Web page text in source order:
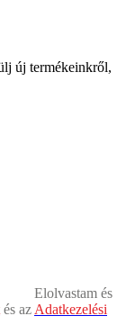
új termékeinkről,
Elolvastam és
és az Adatkezelési